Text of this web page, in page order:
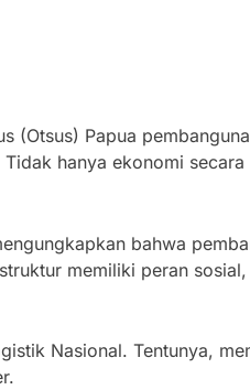
(Otsus) Papua
hanya ekonomi
bahwa
memiliki peran
Nasional. Tentunya,